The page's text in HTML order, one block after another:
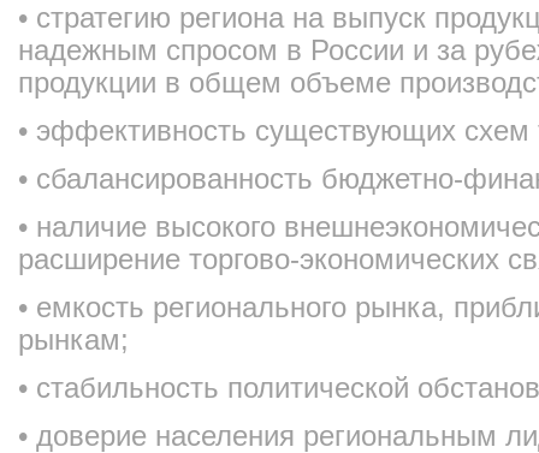
• стратегию региона на выпуск
надежным спросом в России и за
продукции в общем объеме
• эффективность существующих схем
• сбалансированность бюджетно-
• наличие высокого
расширение торгово-экономических
• емкость регионального рынка,
рынкам;
• стабильность политической
• доверие населения региональным